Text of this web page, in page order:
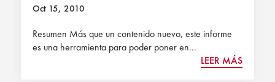
Oct 15, 2010
Resumen Más que un contenido nuevo, este informe
es una herramienta para poder poner en...
LEER MÁS